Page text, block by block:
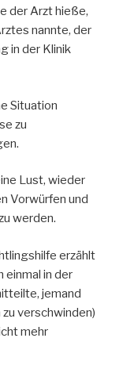
der Arzt hieße,
nannte, der
in der Klinik
Situation
zu
Lust, wieder
Vorwürfen und
werden.
erzählt
einmal in der
jemand
verschwinden)
mehr